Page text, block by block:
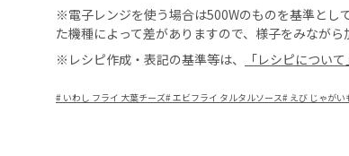
※電子レンジを使う場合は500Wのものを基準とし
た機種によって差がありますので、様子をみながら
※レシピ作成・表記の基準等は、
「レシピについて」
# いわし フライ 大葉チーズ#エビフライ タルタルソース# えび じゃがい